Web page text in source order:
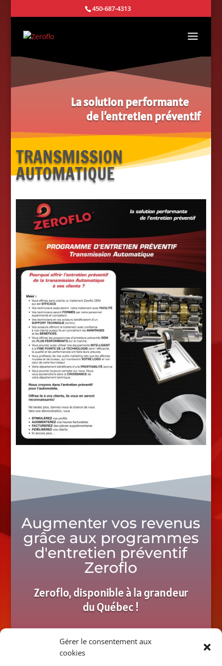
Gérer le consentement aux
cookies
450-687-4313
La solution performante
de l’entretien préventif
TRANSMISSION
AUTOMATIQUE
Augmenter vos revenus
grâce aux programmes
d'entretien préventif
Zeroflo
Zeroflo, disponible à la grandeur
du Québec !
Contactez-nous dès